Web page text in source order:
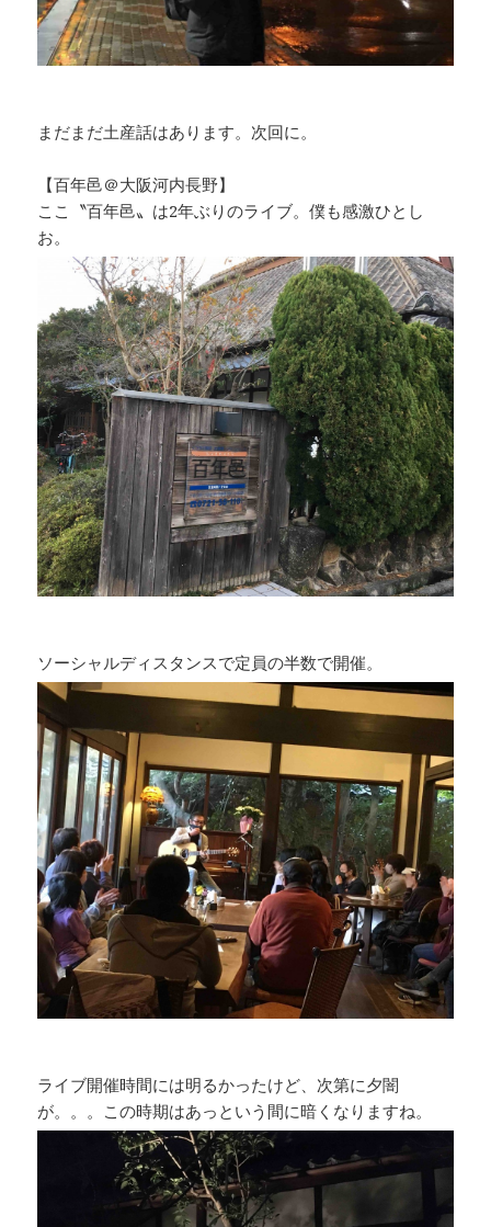
まだまだ土産話はあります。次回に。
【百年邑＠大阪河内長野】
ここ〝百年邑〟は2年ぶりのライブ。僕も感激ひとし
お。
ソーシャルディスタンスで定員の半数で開催。
ライブ開催時間には明るかったけど、次第に夕闇
が。。。この時期はあっという間に暗くなりますね。